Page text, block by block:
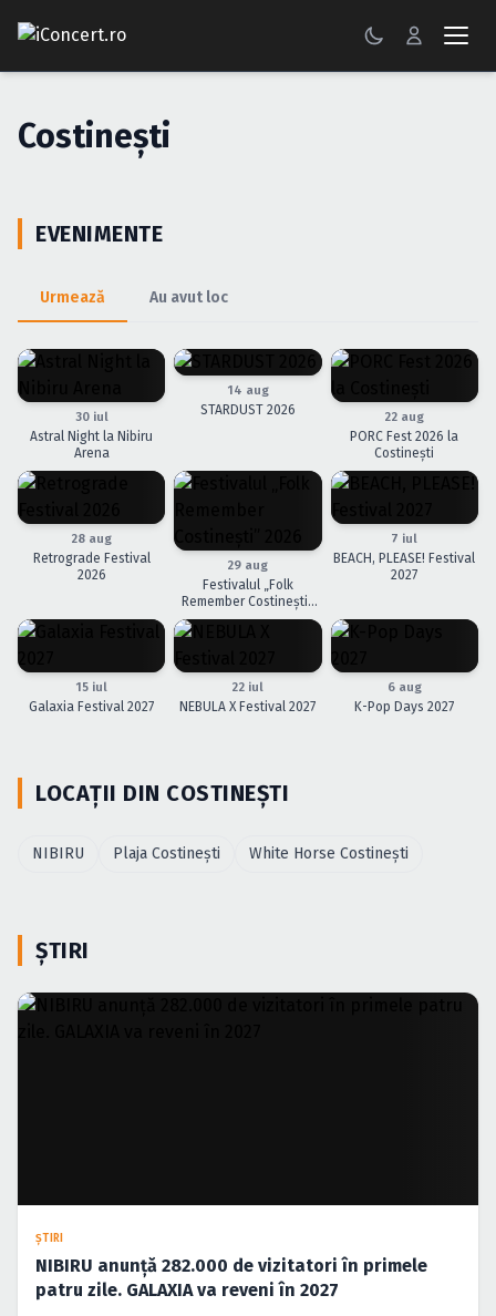
FESTIVALURI
ŞTIRI
RECENZII
GALERII FOTO
BILETE
Autentificare
Costineşti
EVENIMENTE
Urmează Au avut loc
30 iul
Astral Night la Nibiru
Arena
14 aug
STARDUST 2026 22 aug
PORC Fest 2026 la
Costinești
28 aug
Retrograde Festival
2026
29 aug
Festivalul „Folk
Remember Costinești”
2026
7 iul
BEACH, PLEASE! Festival
2027
15 iul
Galaxia Festival 2027
22 iul
NEBULA X Festival 2027
6 aug
K-Pop Days 2027
LOCAȚII DIN COSTINEŞTI
NIBIRU Plaja Costineşti White Horse Costineşti
ȘTIRI
ŞTIRI
NIBIRU anunță 282.000 de vizitatori în primele
patru zile. GALAXIA va reveni în 2027